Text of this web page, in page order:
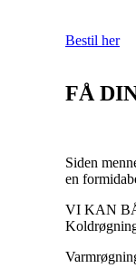
Bestil her
FÅ
Siden
en
VI KAN